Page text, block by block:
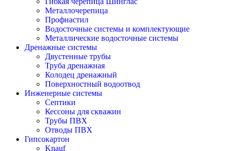
Металлочерепица
Профнастил
Водосточные системы и комплектующие
Металлические водосточные системы
Дренажные системы
Двустенные трубы
Труба дренажная
Колодец дренажный
Поверхностный водоотвод
Инженерные системы
Септики
Кессоны для скважин
Трубы ПВХ
Отводы ПВХ
Гипсокартон
Knauf